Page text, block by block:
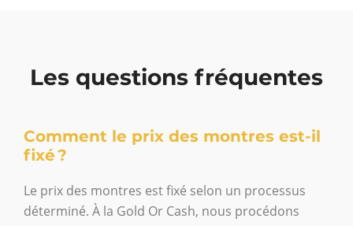
Les questions fréquentes
Comment le prix des montres est-il
fixé ?
Le prix des montres est fixé selon un processus
déterminé. À la Gold Or Cash, nous procédons